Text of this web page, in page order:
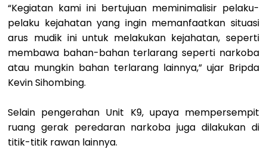
“Kegiatan kami ini bertujuan meminimalisir pelaku-
pelaku kejahatan yang ingin memanfaatkan situasi
arus mudik ini untuk melakukan kejahatan, seperti
membawa bahan-bahan terlarang seperti narkoba
atau mungkin bahan terlarang lainnya,” ujar Bripda
Kevin Sihombing.
Selain pengerahan Unit K9, upaya mempersempit
ruang gerak peredaran narkoba juga dilakukan di
titik-titik rawan lainnya.